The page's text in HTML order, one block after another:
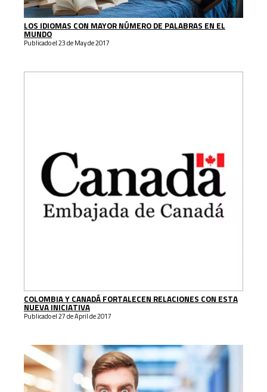
LOS IDIOMAS CON MAYOR NÚMERO DE PALABRAS EN EL
MUNDO
Publicado el 23 de May de 2017
COLOMBIA Y CANADÁ FORTALECEN RELACIONES CON ESTA
NUEVA INICIATIVA
Publicado el 27 de April de 2017